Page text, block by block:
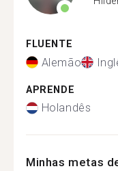
FLUENTE
Alemão
APRENDE
Holandês
Minhas metas